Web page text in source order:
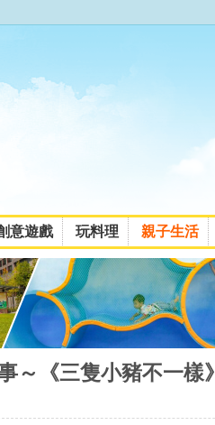
意遊戲 玩料理 親子生活
～《三隻小豬不一樣》